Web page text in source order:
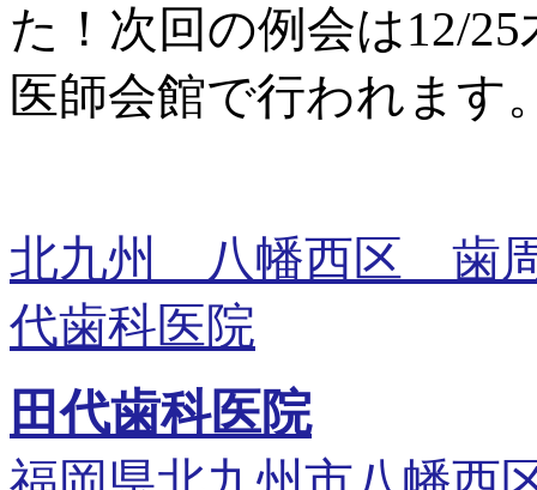
た！次回の例会は12/
医師会館で行われます
北九州 八幡西区 歯
代歯科医院
田代歯科医院